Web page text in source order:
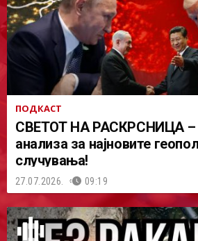
ПОДКАСТ
СВЕТОТ НА РАСКРСНИЦА –
анализа за најновите
случувања!
27.07.2026. 09:19